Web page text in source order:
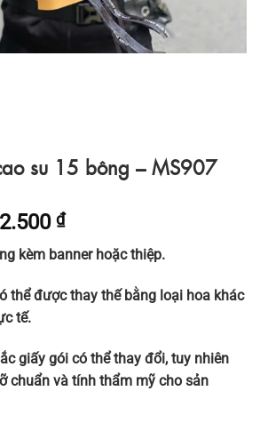
su 15 bông – MS907
₫.
₫Giá
hiện
tại
là:
472.500 ₫.
kèm banner hoặc thiệp.
thể được thay thế bằng loại hoa khác
tế.
giấy gói có thể thay đổi, tuy nhiên
chuẩn và tính thẩm mỹ cho sản